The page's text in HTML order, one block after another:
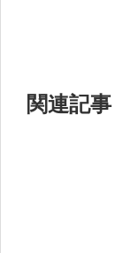
関連記事